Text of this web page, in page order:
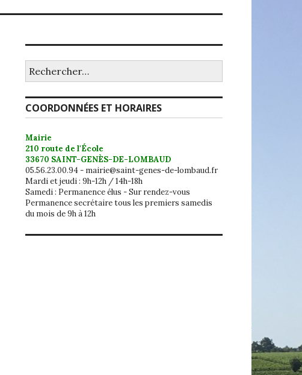
COORDONNÉES ET HORAIRES
Mairie
210 route de l'École
33670 SAINT-GENÈS-DE-LOMBAUD
05.56.23.00.94 - mairie@saint-genes-de-lombaud.fr
Mardi et jeudi : 9h-12h / 14h-18h
Samedi : Permanence élus - Sur rendez-vous
Permanence secrétaire tous les premiers samedis
du mois de 9h à 12h